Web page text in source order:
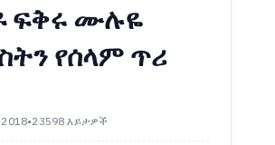
ፍቅሩ ሙሉዬ
የሰላም ጥሪ
•23598 እይታዎች